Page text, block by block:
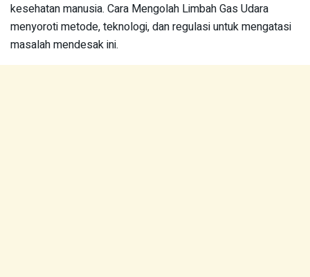
kesehatan manusia. Cara Mengolah Limbah Gas Udara
menyoroti metode, teknologi, dan regulasi untuk mengatasi
masalah mendesak ini.